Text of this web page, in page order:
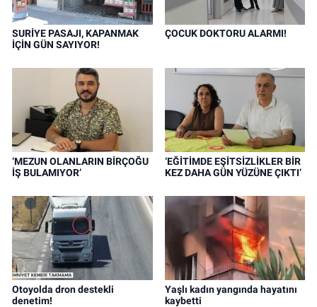
SURİYE PASAJI, KAPANMAK
İÇİN GÜN SAYIYOR!
ÇOCUK DOKTORU ALARMI!
‘MEZUN OLANLARIN BİRÇOĞU
İŞ BULAMIYOR’
‘EĞİTİMDE EŞİTSİZLİKLER BİR
KEZ DAHA GÜN YÜZÜNE ÇIKTI’
Otoyolda dron destekli
denetim!
Yaşlı kadın yangında hayatını
kaybetti